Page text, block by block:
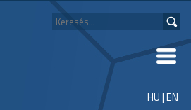
HU|EN